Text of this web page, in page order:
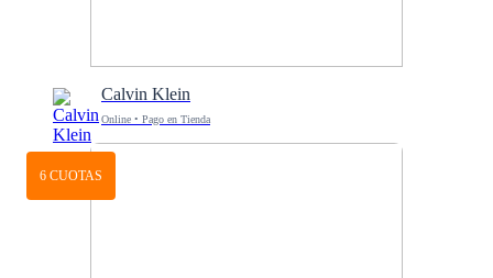
Calvin Klein
Online • Pago en Tienda
6 CUOTAS